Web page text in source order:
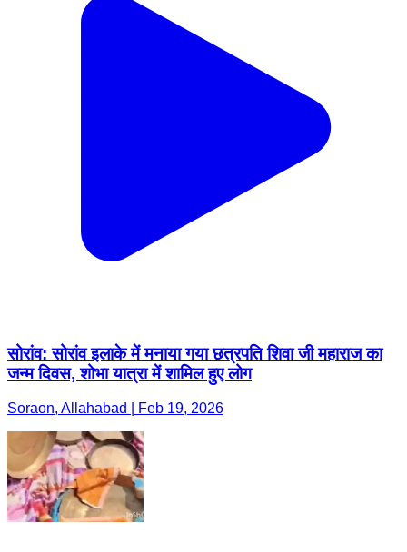
सोरांव: सोरांव इलाके में मनाया गया छत्रपति शिवा जी महाराज का
जन्म दिवस, शोभा यात्रा में शामिल हुए लोग
Soraon, Allahabad | Feb 19, 2026